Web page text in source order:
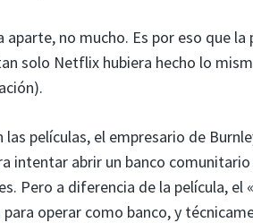
aparte, no mucho. Es por eso que
solo Netflix hubiera hecho lo
películas, el empresario de
intentar abrir un banco
Pero a diferencia de la película, el
operar como banco, y